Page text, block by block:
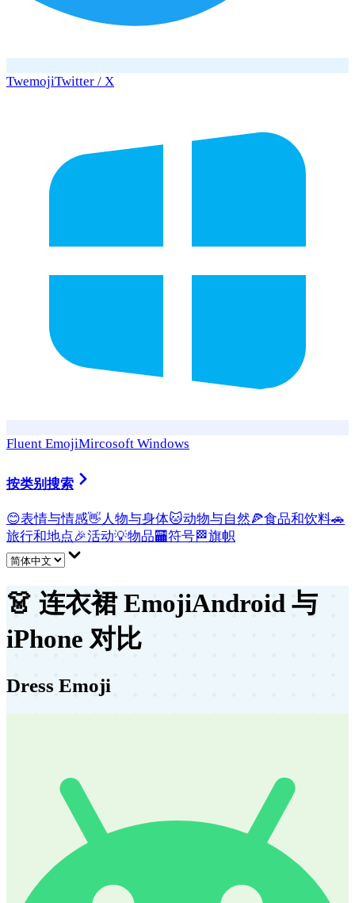
TwemojiTwitter / X
Fluent EmojiMircosoft Windows
按类别搜索
😊表情与情感👋 人物与身体🐱动物与自然🍕食品和饮料🚗
旅行和地点🎉活动💡物品🏧符号🏁旗帜
👗 连衣裙 EmojiAndroid 与
iPhone 对比
Dress Emoji